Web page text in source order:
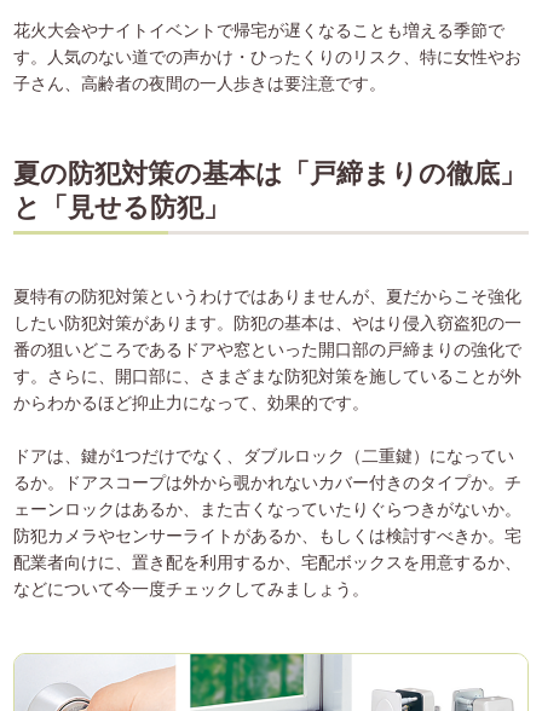
花火大会やナイトイベントで帰宅が遅くなることも増える季節で
す。人気のない道での声かけ・ひったくりのリスク、特に女性やお
子さん、高齢者の夜間の一人歩きは要注意です。
夏の防犯対策の基本は「戸締まりの徹底」
と「見せる防犯」
夏特有の防犯対策というわけではありませんが、夏だからこそ強化
したい防犯対策があります。防犯の基本は、やはり侵入窃盗犯の一
番の狙いどころであるドアや窓といった開口部の戸締まりの強化で
す。さらに、開口部に、さまざまな防犯対策を施していることが外
からわかるほど抑止力になって、効果的です。
ドアは、鍵が1つだけでなく、ダブルロック（二重鍵）になってい
るか。ドアスコープは外から覗かれないカバー付きのタイプか。チ
ェーンロックはあるか、また古くなっていたりぐらつきがないか。
防犯カメラやセンサーライトがあるか、もしくは検討すべきか。宅
配業者向けに、置き配を利用するか、宅配ボックスを用意するか、
などについて今一度チェックしてみましょう。